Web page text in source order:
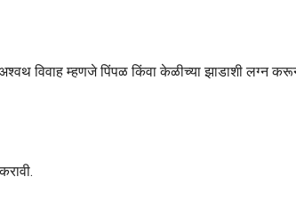
विवाह म्हणजे पिंपळ किंवा केळीच्या झाडाशी लग्न